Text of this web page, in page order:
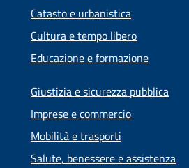
Catasto e urbanistica
Cultura e tempo libero
Educazione e formazione
Giustizia e sicurezza pubblica
Imprese e commercio
Mobilità e trasporti
Salute, benessere e assistenza